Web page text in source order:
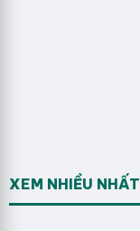
XEM NHIỀU NHẤT